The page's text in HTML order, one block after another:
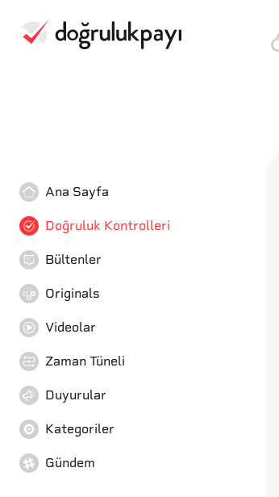
Ana Sayfa
Doğruluk Kontrolleri
Bültenler
Originals
Videolar
Zaman Tüneli
Duyurular
Kategoriler
Gündem